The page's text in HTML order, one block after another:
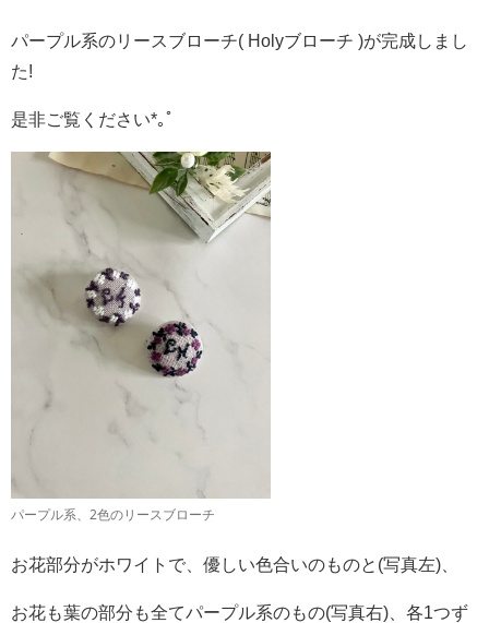
パープル系のリースブローチ( Holyブローチ )が完成しまし
た!
是非ご覧ください*｡ﾟ
パープル系、2色のリースブローチ
お花部分がホワイトで、優しい色合いのものと(写真左)、
お花も葉の部分も全てパープル系のもの(写真右)、各1つず